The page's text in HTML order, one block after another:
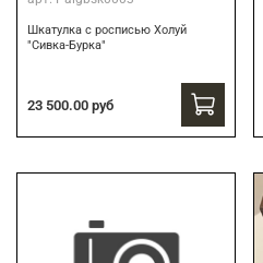
Шкатулка с росписью Холуй
"Сивка-Бурка"
23 500.00 руб